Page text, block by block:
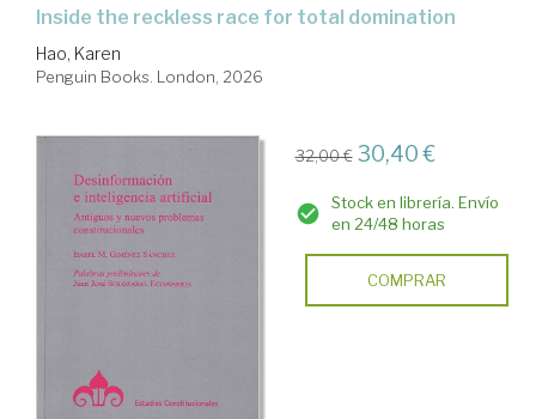
inside the reckless race for total domination
Hao, Karen
Penguin Books. London, 2026
32,00 € 30,40 €
Stock en librería. Envío
en 24/48 horas
COMPRAR